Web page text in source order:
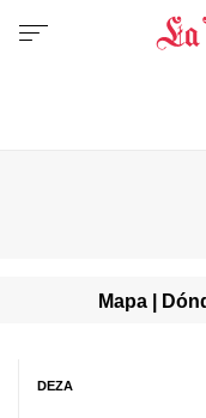
Mapa |
DEZA